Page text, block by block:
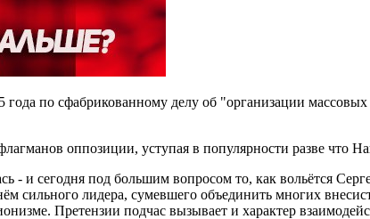
по сфабрикованному делу об "организации
оппозиции, уступая в популярности разве что
- и сегодня под большим вопросом то, как вольётся
сильного лидера, сумевшего объединить многих
Претензии подчас вызывает и характер